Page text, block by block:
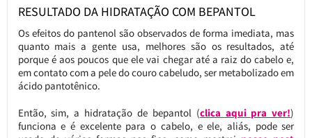
RESULTADO DA HIDRATAÇÃO COM BEPANTOL
Os efeitos do pantenol são observados de forma imediata, mas
quanto mais a gente usa, melhores são os resultados, até
porque é aos poucos que ele vai chegar até a raiz do cabelo e,
em contato com a pele do couro cabeludo, ser metabolizado em
ácido pantotênico.
Então, sim, a hidratação de bepantol (clica aqui pra ver!)
funciona e é excelente para o cabelo, e ele, aliás, pode ser